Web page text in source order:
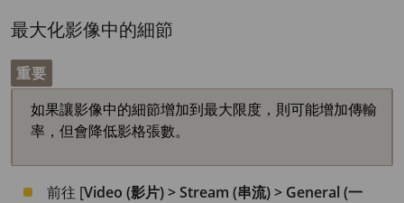
最大化影像中的細節
重要
如果讓影像中的細節增加到最大限度，則可能增加傳輸
率，但會降低影格張數。
前往 [Video (影片) > Stream (串流) > General (一